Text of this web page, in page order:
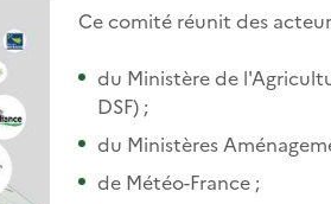
Ce comité réunit des
du Ministère de
DSF) ;
du Ministères
de Météo-France ;